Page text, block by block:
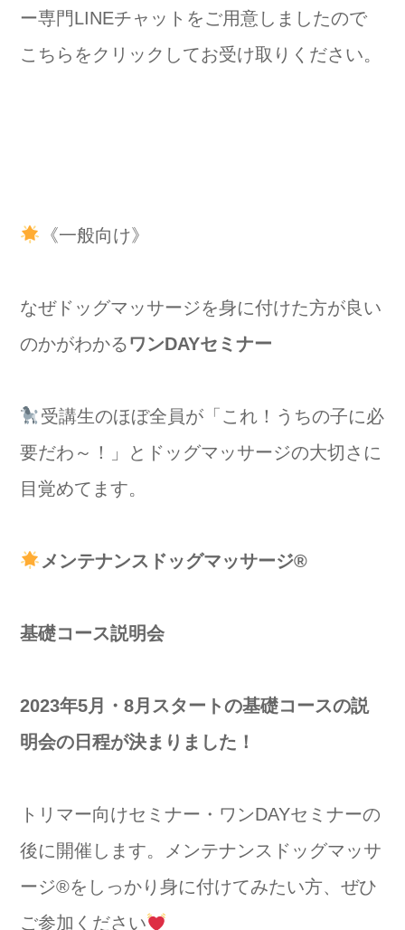
ー専門LINEチャットをご用意しましたので
こちらをクリックしてお受け取りください。
《一般向け》
なぜドッグマッサージを身に付けた方が良い
のかがわかるワンDAYセミナー
受講生のほぼ全員が「これ！うちの子に必
要だわ～！」とドッグマッサージの大切さに
目覚めてます。
メンテナンスドッグマッサージ®️
基礎コース説明会
2023年5月・8月スタートの基礎コースの説
明会の日程が決まりました！
トリマー向けセミナー・ワンDAYセミナーの
後に開催します。メンテナンスドッグマッサ
ージ®️をしっかり身に付けてみたい方、ぜひ
ご参加ください